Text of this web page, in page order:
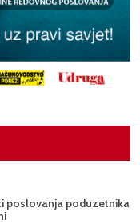
poslovanja poduzetnika